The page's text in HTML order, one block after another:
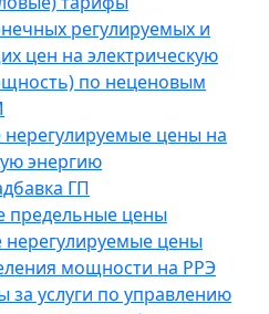
регулируемых и
цен на электрическую
по неценовым
цены на
энергию
ГП
предельные цены
цены
мощности на РРЭ
за услуги по управлению